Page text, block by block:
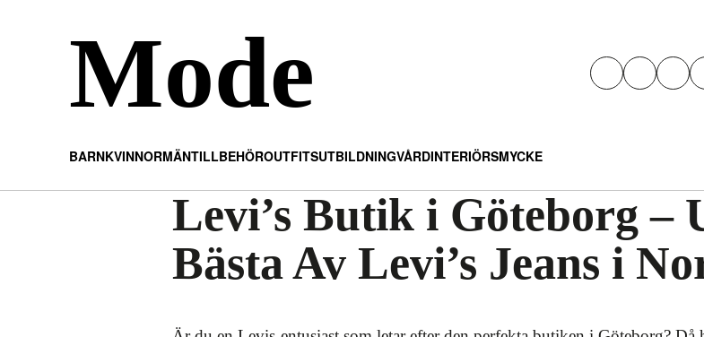
Mode
BARNKVINNORMÄNTILLBEHÖROUTFITSUTBILDNINGVÅRDINTERIÖRSMYCKE
Levi’s Butik i Göteborg –
Bästa Av Levi’s Jeans i